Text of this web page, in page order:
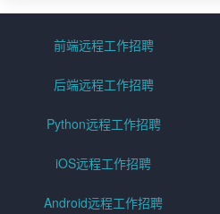
前端远程工作招聘
后端远程工作招聘
Python远程工作招聘
iOS远程工作招聘
Android远程工作招聘